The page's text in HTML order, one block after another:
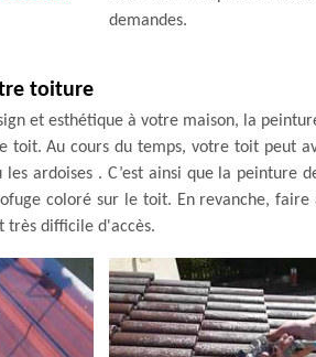
demandes.
toiture
et esthétique à votre maison, la
toit. Au cours du temps, votre toit peut
ardoises . C’est ainsi que la peinture
coloré sur le toit. En revanche, faire
très difficile d'accès.